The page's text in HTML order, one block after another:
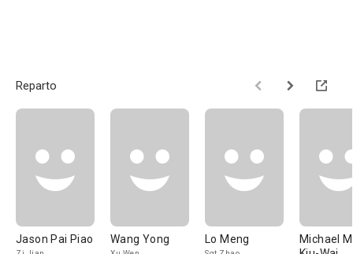
Reparto
Jason Pai Piao Wang Yong Lo Meng
Michael